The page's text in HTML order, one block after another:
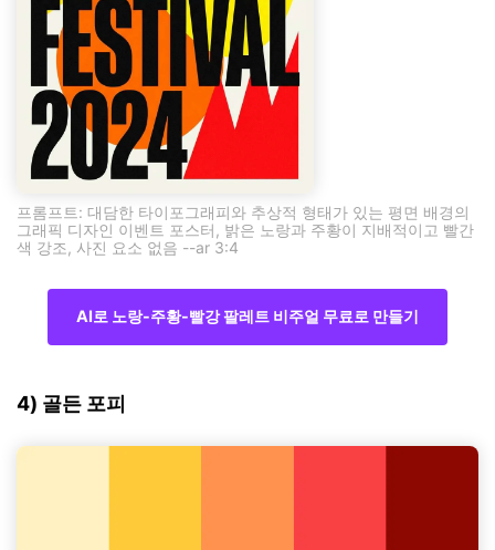
프롬프트: 대담한 타이포그래피와 추상적 형태가 있는 평면 배경의
그래픽 디자인 이벤트 포스터, 밝은 노랑과 주황이 지배적이고 빨간
색 강조, 사진 요소 없음 --ar 3:4
AI로 노랑-주황-빨강 팔레트 비주얼 무료로 만들기
4) 골든 포피